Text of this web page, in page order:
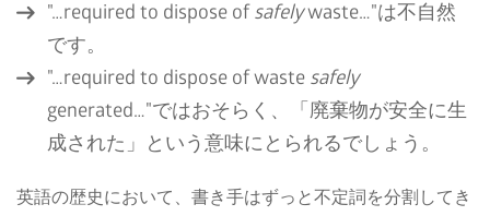
"…required to dispose of safelywaste…"は不自然
です。
"…required to dispose of waste safely
generated…"ではおそらく、「廃棄物が安全に生
成された」という意味にとられるでしょう。
英語の歴史において、書き手はずっと不定詞を分割してき